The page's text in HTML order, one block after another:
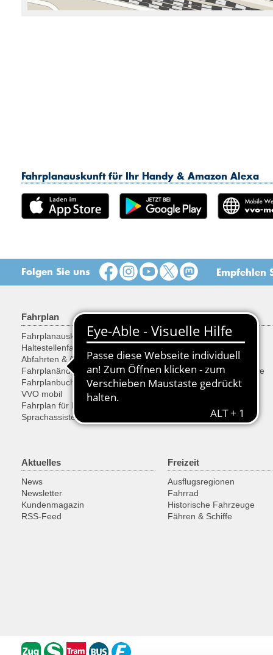
Fahrplanauskunft für Ihr Handy & Amazon Alexa
Folgen Sie uns Empfehlen
Fahrplan
Fahrplanauskunft
Haltestellenfahrplan
Abfahrten & Ankünfte
Fahrplanänderungen
Fahrplanbuch
VVO mobil
Fahrplan für Entwickler
Sprachassistent Alexa
Tarif & Tickets
Tarif
Ermäßigungen
Fahrräder, Sachen, Tiere
Ticketkauf
Aktuelles
News
Newsletter
Kundenmagazin
RSS-Feed
Freizeit
Ausflugsregionen
Fahrrad
Historische Fahrzeuge
Fähren & Schiffe